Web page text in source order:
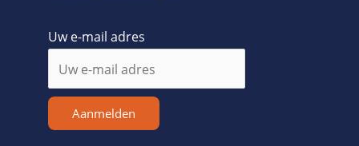
Uw e-mail adres
Aanmelden